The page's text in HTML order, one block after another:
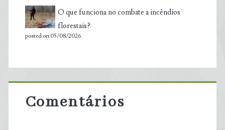
O que funciona no combate a incêndios
florestais?
posted on 05/08/2026
Comentários